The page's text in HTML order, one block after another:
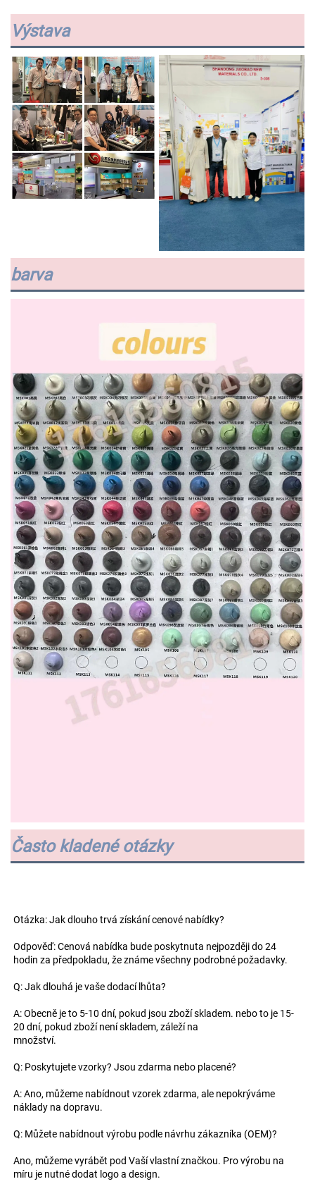
Výstava
barva
Často kladené otázky
Otázka: Jak dlouho trvá získání cenové nabídky?
Odpověď: Cenová nabídka bude poskytnuta nejpozději do 24
hodin za předpokladu, že známe všechny podrobné požadavky.
Q: Jak dlouhá je vaše dodací lhůta?
A: Obecně je to 5-10 dní, pokud jsou zboží skladem. nebo to je 15-
20 dní, pokud zboží není skladem, záleží na
množství.
Q: Poskytujete vzorky? Jsou zdarma nebo placené?
A: Ano, můžeme nabídnout vzorek zdarma, ale nepokrýváme
náklady na dopravu.
Q: Můžete nabídnout výrobu podle návrhu zákazníka (OEM)?
Ano, můžeme vyrábět pod Vaší vlastní značkou. Pro výrobu na
míru je nutné dodat logo a design.